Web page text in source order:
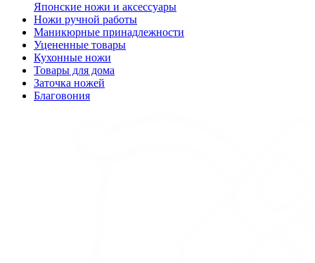
Японские ножи и аксессуары
Ножи ручной работы
Маникюрные принадлежности
Уцененные товары
Кухонные ножи
Товары для дома
Заточка ножей
Благовония